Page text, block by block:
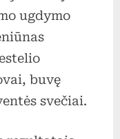
ugdymo
buvę
svečiai.